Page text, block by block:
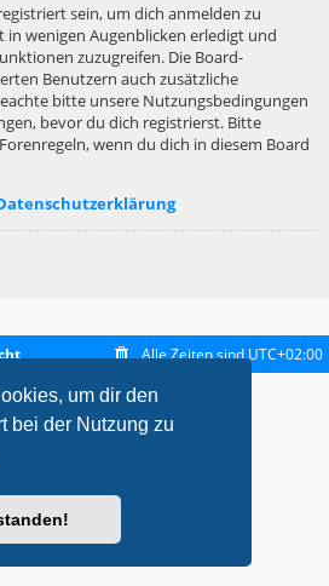
um dir den
bei der Nutzung zu
sein, um dich anmelden zu
in wenigen Augenblicken erledigt und
zuzugreifen. Die Board-
Benutzern auch zusätzliche
bitte unsere Nutzungsbedingungen
bevor du dich registrierst. Bitte
wenn du dich in diesem Board
Alle Zeiten sindUTC+02:00
Updated for phpBB3.2 by
® Forum Software © phpBB Limited
phpBB.de